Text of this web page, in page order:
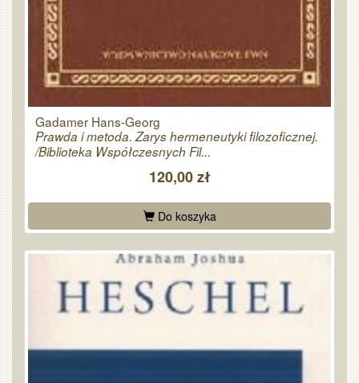
Gadamer Hans-Georg
Prawda i metoda. Zarys hermeneutyki filozoficznej.
/Biblioteka Współczesnych Fil...
120,00 zł
Do koszyka